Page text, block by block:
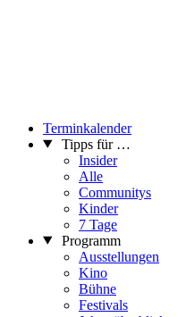
Terminkalender
Tipps für …
Insider
Alle
Communitys
Kinder
7 Tage
Programm
Ausstellungen
Kino
Bühne
Festivals